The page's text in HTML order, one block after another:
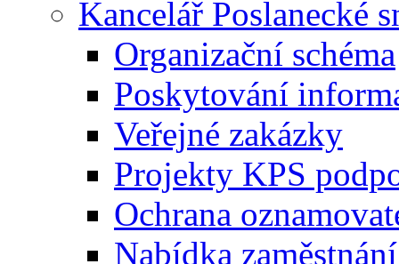
Kancelář Poslanecké
Organizační schéma
Poskytování
Veřejné zakázky
Projekty KPS
Ochrana
Nabídka zaměstnání